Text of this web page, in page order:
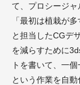
て、プロシージャ
「最初は植栽が
と担当したCGデ
を減らすために
トを書いて、一
という作業を自